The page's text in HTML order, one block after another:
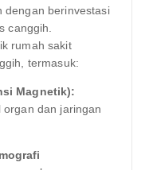
dengan berinvestasi
canggih.
rumah sakit
termasuk:
Magnetik):
dan jaringan